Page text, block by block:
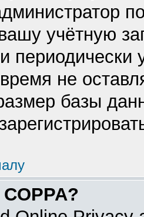
учётную
периодически
не
базы